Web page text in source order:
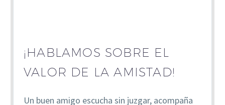
¡HABLAMOS SOBRE EL
VALOR DE LA AMISTAD!
Un buen amigo escucha sin juzgar, acompaña